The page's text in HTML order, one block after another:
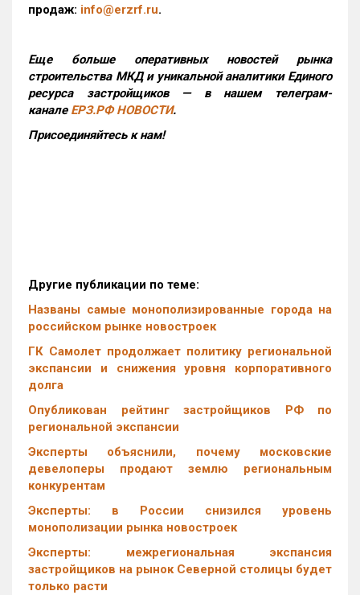
продаж: info@erzrf.ru.
Еще больше оперативных новостей рынка
строительства МКД и уникальной аналитики Единого
ресурса застройщиков — в нашем телеграм-
канале ЕРЗ.РФ НОВОСТИ.
Присоединяйтесь к нам!
Другие публикации по теме:
Названы самые монополизированные города на
российском рынке новостроек
ГК Самолет продолжает политику региональной
экспансии и снижения уровня корпоративного
долга
Опубликован рейтинг застройщиков РФ по
региональной экспансии
Эксперты объяснили, почему московские
девелоперы продают землю региональным
конкурентам
Эксперты: в России снизился уровень
монополизации рынка новостроек
Эксперты: межрегиональная экспансия
застройщиков на рынок Северной столицы будет
только расти